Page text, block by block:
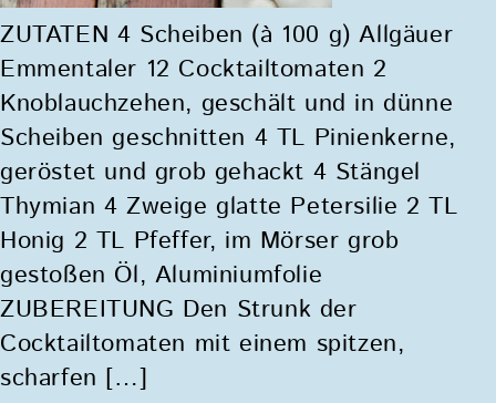
ZUTATEN 4 Scheiben (à 100 g) Allgäuer
Emmentaler 12 Cocktailtomaten 2
Knoblauchzehen, geschält und in dünne
Scheiben geschnitten 4 TL Pinienkerne,
geröstet und grob gehackt 4 Stängel
Thymian 4 Zweige glatte Petersilie 2 TL
Honig 2 TL Pfeffer, im Mörser grob
gestoßen Öl, Aluminiumfolie
ZUBEREITUNG Den Strunk der
Cocktailtomaten mit einem spitzen,
scharfen […]